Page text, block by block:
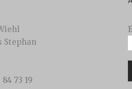
Stephan
73 19